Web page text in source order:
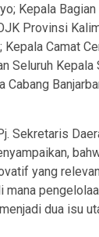
Kepala
Provinsi
Kepala Camat
Seluruh Kepala
Cabang
Sekretaris
yang
mana
dua isu